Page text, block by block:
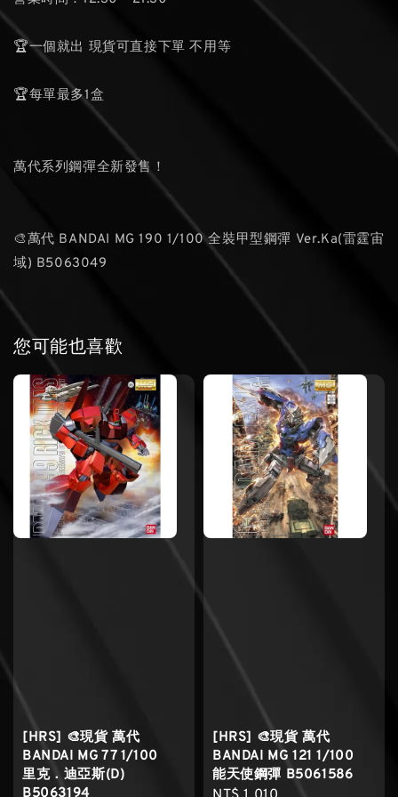
🏆一個就出 現貨可直接下單 不用等
🏆每單最多1盒
萬代系列鋼彈全新發售！
🎨萬代 BANDAI MG 190 1/100 全裝甲型鋼彈 Ver.Ka(雷霆宙
域) B5063049
您可能也喜歡
[HRS] 🎨現貨 萬代
BANDAI MG 77 1/100
里克．迪亞斯(D)
[HRS] 🎨現貨 萬代
BANDAI MG 121 1/100
能天使鋼彈 B5061586